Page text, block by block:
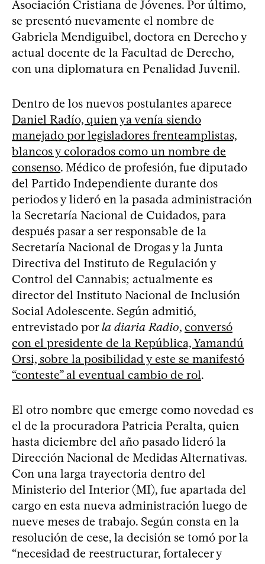
Asociación Cristiana de Jóvenes. Por último,
se presentó nuevamente el nombre de
Gabriela Mendiguibel, doctora en Derecho y
actual docente de la Facultad de Derecho,
con una diplomatura en Penalidad Juvenil.
Dentro de los nuevos postulantes aparece
Daniel Radío, quien ya venía siendo
manejado por legisladores frenteamplistas,
blancos y colorados como un nombre de
consenso. Médico de profesión, fue diputado
del Partido Independiente durante dos
periodos y lideró en la pasada administración
la Secretaría Nacional de Cuidados, para
después pasar a ser responsable de la
Secretaría Nacional de Drogas y la Junta
Directiva del Instituto de Regulación y
Control del Cannabis; actualmente es
director del Instituto Nacional de Inclusión
Social Adolescente. Según admitió,
entrevistado porla diaria Radio, conversó
con el presidente de la República, Yamandú
Orsi, sobre la posibilidad y este se manifestó
“conteste” al eventual cambio de rol.
El otro nombre que emerge como novedad es
el de la procuradora Patricia Peralta, quien
hasta diciembre del año pasado lideró la
Dirección Nacional de Medidas Alternativas.
Con una larga trayectoria dentro del
Ministerio del Interior (MI), fue apartada del
cargo en esta nueva administración luego de
nueve meses de trabajo. Según consta en la
resolución de cese, la decisión se tomó por la
“necesidad de reestructurar, fortalecer y